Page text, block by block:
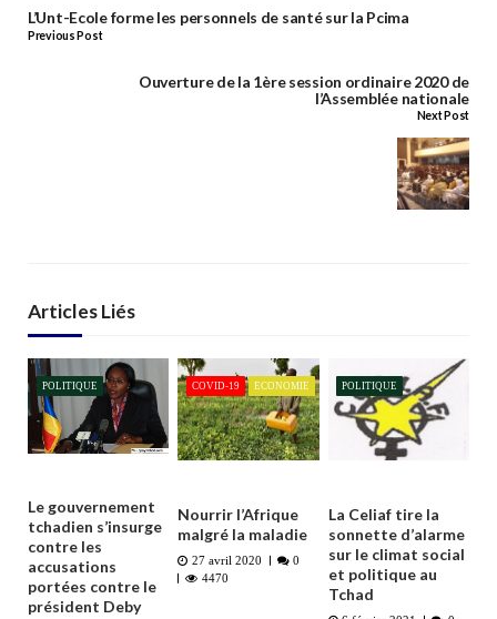
L’Unt-Ecole forme les personnels de santé sur la Pcima
Previous Post
Ouverture de la 1ère session ordinaire 2020 de
l’Assemblée nationale
Next Post
Articles Liés
POLITIQUE
Le gouvernement
tchadien s’insurge
contre les
accusations
portées contre le
président Deby
COVID-19 ECONOMIE
Nourrir l’Afrique
malgré la maladie
27 avril 2020
0
4470
POLITIQUE
La Celiaf tire la
sonnette d’alarme
sur le climat social
et politique au
Tchad